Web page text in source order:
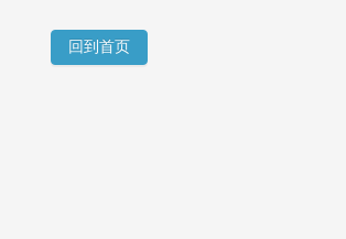
回到首页